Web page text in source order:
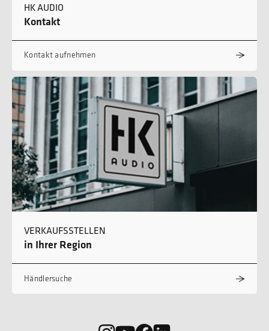
HK AUDIO
Kontakt
Kontakt aufnehmen
VERKAUFSSTELLEN
in Ihrer Region
Händlersuche